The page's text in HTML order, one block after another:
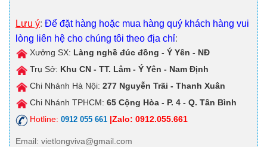
Lưu ý: Để đặt hàng hoặc mua hàng quý khách hàng vui
lòng liên hệ cho chúng tôi theo địa chỉ:
Xưởng SX: Làng nghề đúc đồng - Ý Yên - NĐ
Trụ Sở: Khu CN - TT. Lâm - Ý Yên - Nam Định
Chi Nhánh Hà Nội: 277 Nguyễn Trãi - Thanh Xuân
Chi Nhánh TPHCM: 65 Cộng Hòa - P. 4 - Q. Tân Bình
Hotline: 0912 055 661 |Zalo: 0912.055.661
Email: vietlongviva@gmail.com